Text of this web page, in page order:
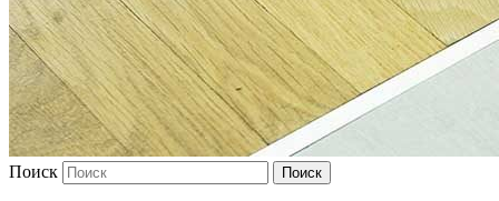
Поиск